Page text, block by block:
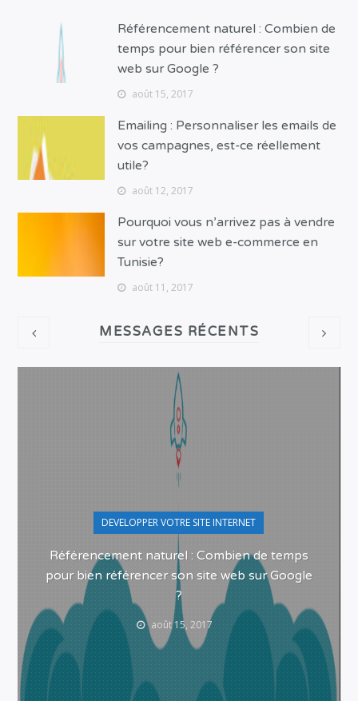
Référencement naturel : Combien de
temps pour bien référencer son site
web sur Google ?
août 15, 2017
Emailing : Personnaliser les emails de
vos campagnes, est-ce réellement
utile?
août 12, 2017
Pourquoi vous n’arrivez pas à vendre
sur votre site web e-commerce en
Tunisie?
août 11, 2017
MESSAGES RÉCENTS
DEVELOPPER VOTRE SITE INTERNET
Référencement naturel : Combien de temps
pour bien référencer son site web sur Google
?
août 15, 2017